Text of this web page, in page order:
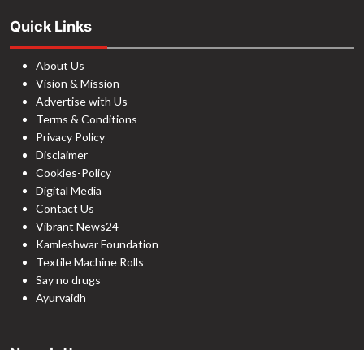
Quick Links
About Us
Vision & Mission
Advertise with Us
Terms & Conditions
Privacy Policy
Disclaimer
Cookies-Policy
Digital Media
Contact Us
Vibrant News24
Kamleshwar Foundation
Textile Machine Rolls
Say no drugs
Ayurvaidh